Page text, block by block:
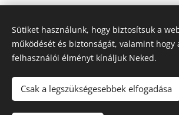
Share
Sütiket használunk, hogy biztosítsuk a
működését és biztonságát, valamint hogy
felhasználói élményt kínáljuk Neked.
Csak a legszükségesebbek elfogadása